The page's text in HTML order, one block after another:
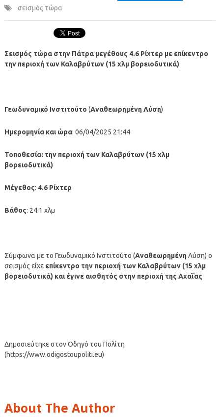
σεισμός τώρα
Σεισμός τώρα στην Πάτρα μεγέθους 4.6 Ρίχτερ με επίκεντρο
την περιοχή των Καλαβρύτων (15 χλμ βορειοδυτικά)
Γεωδυναμικό Ινστιτούτο (ΑναθεωρημένηΛύση)
Ημερομηνία και ώρα: 06/04/2025 21:44
Τοποθεσία: την περιοχή των Καλαβρύτων (15 χλμ
βορειοδυτικά)
Μέγεθος: 4.6 Ρίχτερ
Βάθος: 24.1 χλμ
Σύμφωνα με το Γεωδυναμικό Ινστιτούτο (ΑναθεωρημένηΛύση) ο
σεισμός είχε επίκεντρο την περιοχή των Καλαβρύτων (15 χλμ
βορειοδυτικά) και έγινε αισθητός στην περιοχή της Αχαΐας
Δημοσιεύτηκε στον Οδηγό του Πολίτη
(https://www.odigostoupoliti.eu)
About The Author